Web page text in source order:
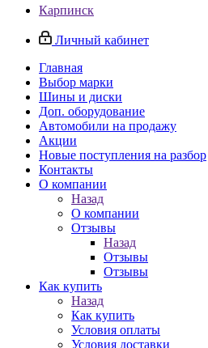
Карпинск
Личный кабинет
Главная
Выбор марки
Шины и диски
Доп. оборудование
Автомобили на продажу
Акции
Новые поступления на разбор
Контакты
О компании
Назад
О компании
Отзывы
Назад
Отзывы
Отзывы
Как купить
Назад
Как купить
Условия оплаты
Условия доставки